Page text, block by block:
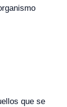
que se